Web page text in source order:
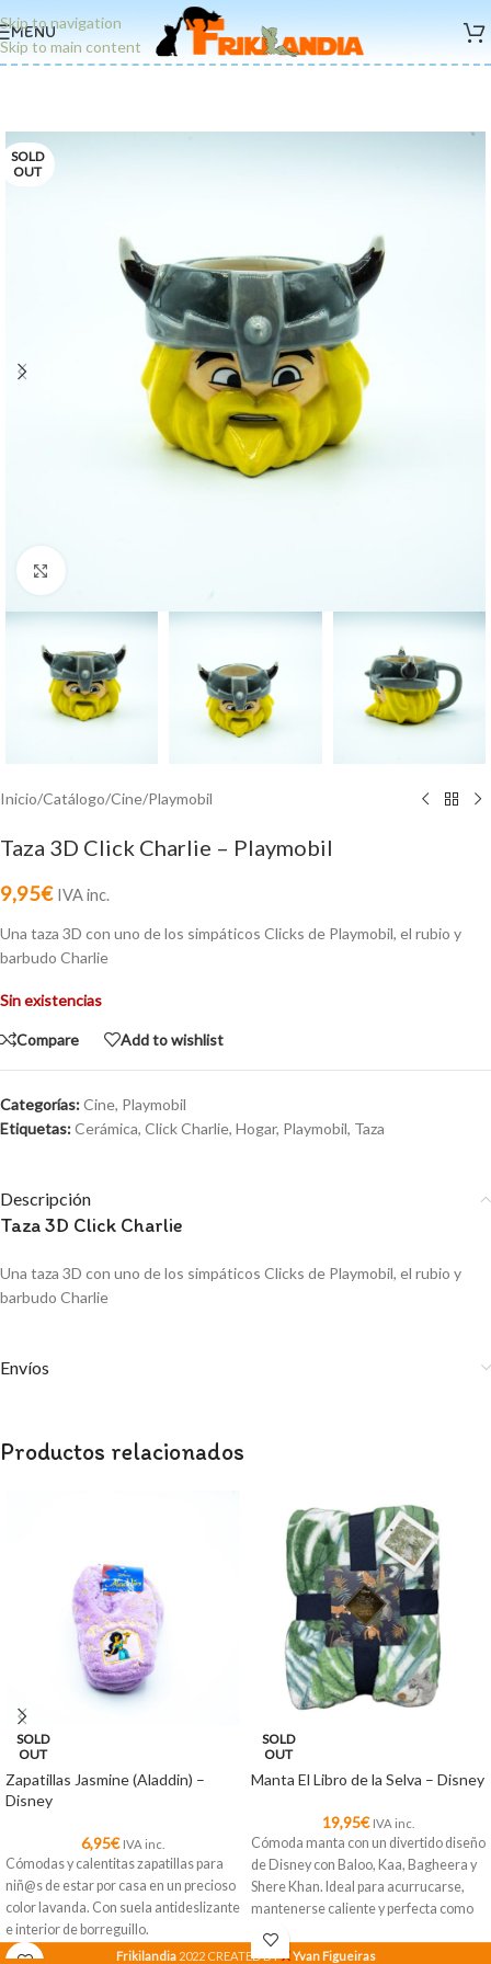
Skip to navigation
Skip to main content
MENU
SOLD
OUT
Inicio/Catálogo/Cine/Playmobil
Taza 3D Click Charlie – Playmobil
9,95€ IVA inc.
Una taza 3D con uno de los simpáticos Clicks de Playmobil, el rubio y
barbudo Charlie
Sin existencias
Compare Add to wishlist
Categorías:Cine, Playmobil
Etiquetas:Cerámica, Click Charlie, Hogar, Playmobil, Taza
Descripción
Taza 3D Click Charlie
Una taza 3D con uno de los simpáticos Clicks de Playmobil, el rubio y
barbudo Charlie
Envíos
Productos relacionados
SOLD
OUT
Zapatillas Jasmine (Aladdin) –
Disney
6,95€ IVA inc.
Cómodas y calentitas zapatillas para
niñ@s de estar por casa en un precioso
color lavanda. Con suela antideslizante
e interior de borreguillo.
SOLD
OUT
Manta El Libro de la Selva – Disney
19,95€ IVA inc.
Cómoda manta con un divertido diseño
de Disney con Baloo, Kaa, Bagheera y
Shere Khan. Ideal para acurrucarse,
mantenerse caliente y perfecta como
decoración.
Frikilandia 2022 CREATED BYXYvan Figueiras